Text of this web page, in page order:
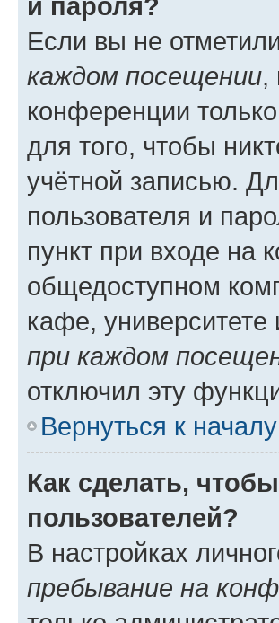
Если вы не
каждом посещении,
конференции
для того, чтобы
учётной записью.
пользователя и
пункт при входе на
общедоступном
кафе,
при каждом
отключил эту
Вернуться к началу
Как сделать,
пользователей?
В настройках
пребывание на